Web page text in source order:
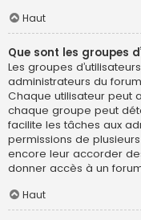
Haut
Que sont les groupes
Les groupes
administrateurs du
Chaque utilisateur peut
chaque groupe peut
facilite les tâches aux
permissions de
encore leur accorder
donner accès à un
Haut